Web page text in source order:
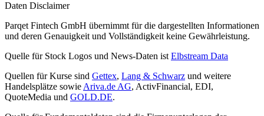
Daten Disclaimer
Parqet Fintech GmbH übernimmt für die dargestellten Informationen
und deren Genauigkeit und Vollständigkeit keine Gewährleistung.
Quelle für Stock Logos und News-Daten ist Elbstream Data
Quellen für Kurse sind Gettex, Lang & Schwarz und weitere
Handelsplätze sowie Ariva.de AG, ActivFinancial, EDI,
QuoteMedia und GOLD.DE.